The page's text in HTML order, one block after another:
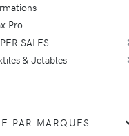
Pro
SALES
& Jetables
PAR MARQUES